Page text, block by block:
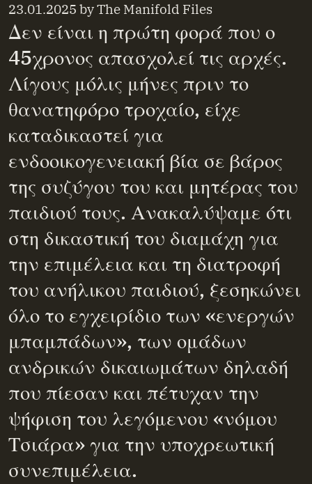
23.01.2025 byThe Manifold Files
Δεν είναι η πρώτη φορά που ο
45χρονος απασχολεί τις αρχές.
Λίγους μόλις μήνες πριν το
θανατηφόρο τροχαίο, είχε
καταδικαστεί για
ενδοοικογενειακή βία σε βάρος
της συζύγου του και μητέρας του
παιδιού τους. Ανακαλύψαμε ότι
στη δικαστική του διαμάχη για
την επιμέλεια και τη διατροφή
του ανήλικου παιδιού, ξεσηκώνει
όλο το εγχειρίδιο των «ενεργών
μπαμπάδων», των ομάδων
ανδρικών δικαιωμάτων δηλαδή
που πίεσαν και πέτυχαν την
ψήφιση του λεγόμενου «νόμου
Τσιάρα» για την υποχρεωτική
συνεπιμέλεια.